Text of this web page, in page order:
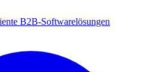
B2B-Softwarelösungen